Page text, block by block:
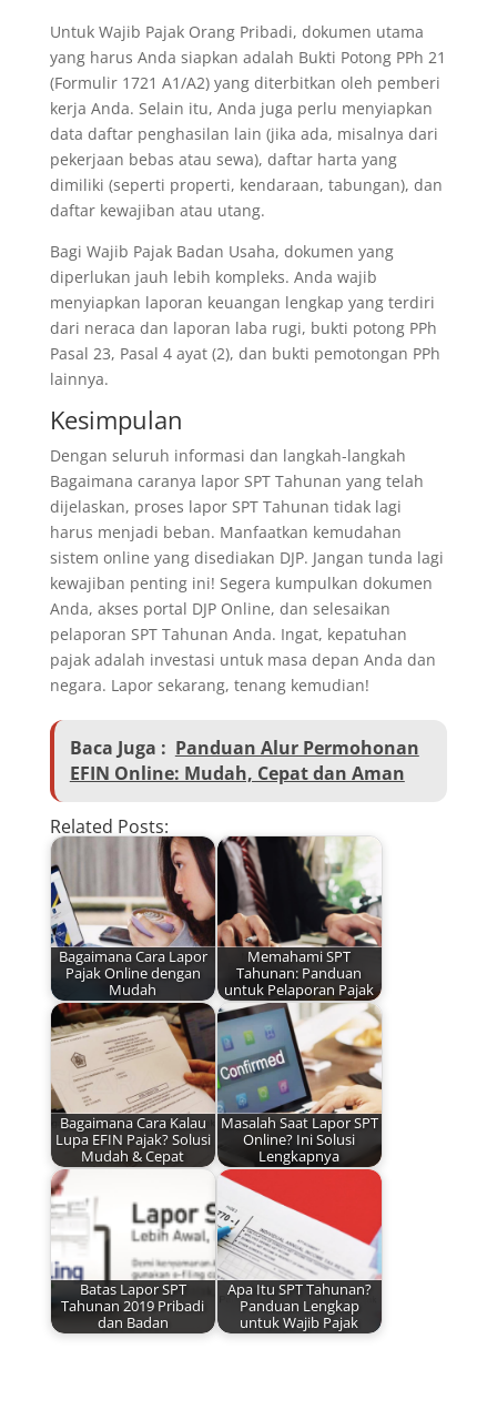
Untuk Wajib Pajak Orang Pribadi, dokumen utama
yang harus Anda siapkan adalah Bukti Potong PPh 21
(Formulir 1721 A1/A2) yang diterbitkan oleh pemberi
kerja Anda. Selain itu, Anda juga perlu menyiapkan
data daftar penghasilan lain (jika ada, misalnya dari
pekerjaan bebas atau sewa), daftar harta yang
dimiliki (seperti properti, kendaraan, tabungan), dan
daftar kewajiban atau utang.
Bagi Wajib Pajak Badan Usaha, dokumen yang
diperlukan jauh lebih kompleks. Anda wajib
menyiapkan laporan keuangan lengkap yang terdiri
dari neraca dan laporan laba rugi, bukti potong PPh
Pasal 23, Pasal 4 ayat (2), dan bukti pemotongan PPh
lainnya.
Kesimpulan
Dengan seluruh informasi dan langkah-langkah
Bagaimana caranya lapor SPT Tahunan yang telah
dijelaskan, proses lapor SPT Tahunan tidak lagi
harus menjadi beban. Manfaatkan kemudahan
sistem online yang disediakan DJP. Jangan tunda lagi
kewajiban penting ini! Segera kumpulkan dokumen
Anda, akses portal DJP Online, dan selesaikan
pelaporan SPT Tahunan Anda. Ingat, kepatuhan
pajak adalah investasi untuk masa depan Anda dan
negara. Lapor sekarang, tenang kemudian!
Baca Juga : Panduan Alur Permohonan
EFIN Online: Mudah, Cepat dan Aman
Related Posts:
Bagaimana Cara Lapor
Pajak Online dengan
Mudah
Memahami SPT
Tahunan: Panduan
untuk Pelaporan Pajak
Bagaimana Cara Kalau
Lupa EFIN Pajak? Solusi
Mudah & Cepat
Masalah Saat Lapor SPT
Online? Ini Solusi
Lengkapnya
Batas Lapor SPT
Tahunan 2019 Pribadi
dan Badan
Apa Itu SPT Tahunan?
Panduan Lengkap
untuk Wajib Pajak